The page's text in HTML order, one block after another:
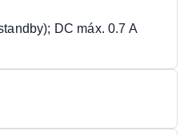
DC máx. 0.7 A